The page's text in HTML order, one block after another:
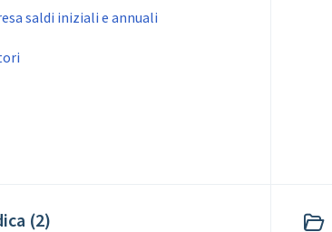
saldi iniziali e annuali
(2)